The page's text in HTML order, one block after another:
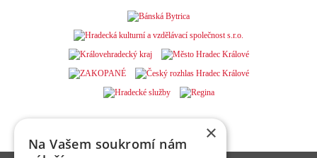
×
Na Vašem soukromí nám